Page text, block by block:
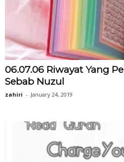
06.07.06 Riwayat Yang
Sebab Nuzul
zahiri - January 24, 2019